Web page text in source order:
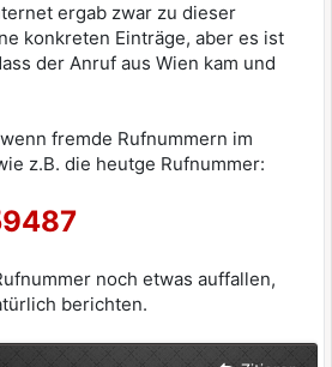
ergab zwar zu dieser
konkreten Einträge, aber es ist
der Anruf aus Wien kam und
fremde Rufnummern im
z.B. die heutge Rufnummer:
noch etwas auffallen,
berichten.